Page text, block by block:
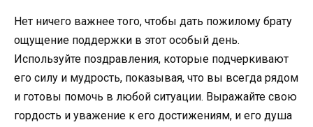
Нет ничего важнее того, чтобы дать пожилому брату
ощущение поддержки в этот особый день.
Используйте поздравления, которые подчеркивают
его силу и мудрость, показывая, что вы всегда рядом
и готовы помочь в любой ситуации. Выражайте свою
гордость и уважение к его достижениям, и его душа